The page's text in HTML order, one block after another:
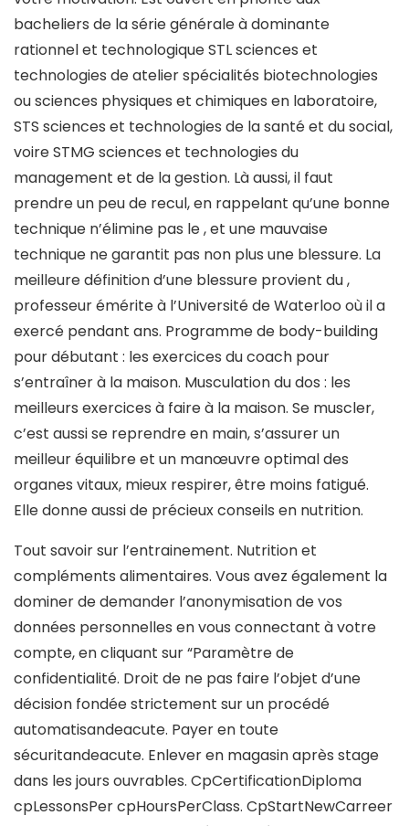
bacheliers de la série générale à dominante
rationnel et technologique STL sciences et
technologies de atelier spécialités biotechnologies
ou sciences physiques et chimiques en laboratoire,
STS sciences et technologies de la santé et du social,
voire STMG sciences et technologies du
management et de la gestion. Là aussi, il faut
prendre un peu de recul, en rappelant qu’une bonne
technique n’élimine pas le , et une mauvaise
technique ne garantit pas non plus une blessure. La
meilleure définition d’une blessure provient du ,
professeur émérite à l’Université de Waterloo où il a
exercé pendant ans. Programme de body-building
pour débutant : les exercices du coach pour
s’entraîner à la maison. Musculation du dos : les
meilleurs exercices à faire à la maison. Se muscler,
c’est aussi se reprendre en main, s’assurer un
meilleur équilibre et un manœuvre optimal des
organes vitaux, mieux respirer, être moins fatigué.
Elle donne aussi de précieux conseils en nutrition.
Tout savoir sur l’entrainement. Nutrition et
compléments alimentaires. Vous avez également la
dominer de demander l’anonymisation de vos
données personnelles en vous connectant à votre
compte, en cliquant sur “Paramètre de
confidentialité. Droit de ne pas faire l’objet d’une
décision fondée strictement sur un procédé
automatisandeacute. Payer en toute
sécuritandeacute. Enlever en magasin après stage
dans les jours ouvrables. CpCertificationDiploma
cpLessonsPer cpHoursPerClass. CpStartNewCarreer